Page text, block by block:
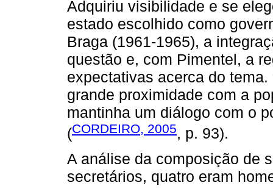
Adquiriu visibilidade e se
estado escolhido como
Braga (1961-1965), a
questão e, com Pimentel, a
expectativas acerca do
grande proximidade com a
mantinha um diálogo com o
(CORDEIRO, 2005, p. 93).
A análise da composição de
secretários, quatro eram